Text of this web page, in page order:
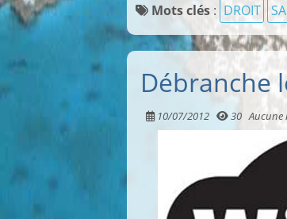
Mots clés : DROIT
Débranche
10/07/2012 30 Aucune